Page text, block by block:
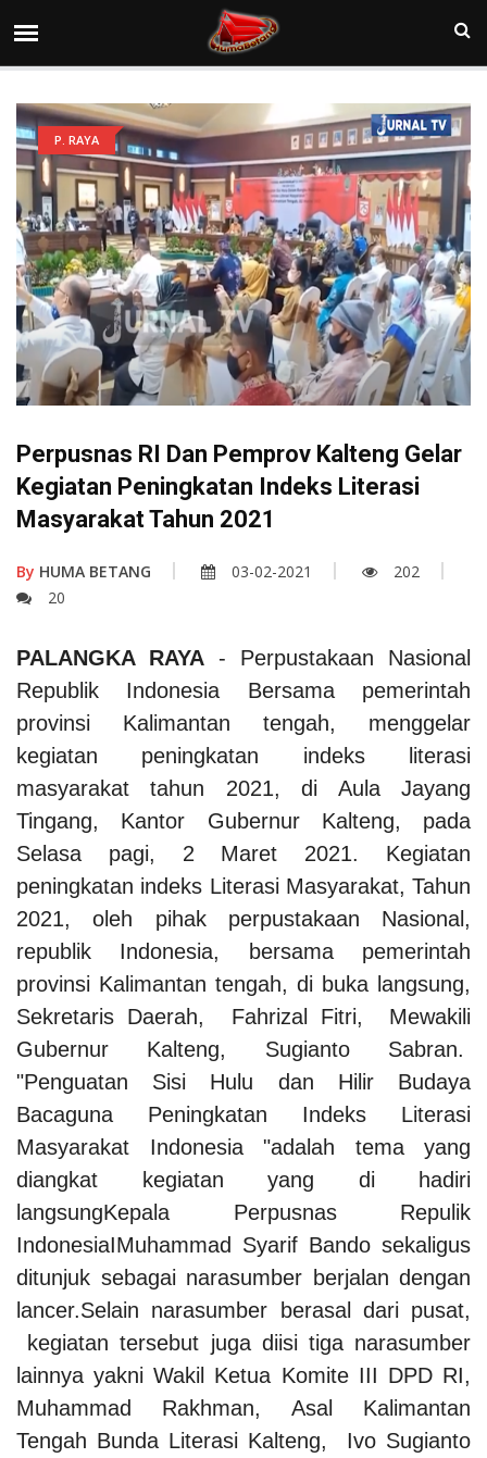
P. RAYA
Perpusnas RI Dan Pemprov Kalteng Gelar
Kegiatan Peningkatan Indeks Literasi
Masyarakat Tahun 2021
By HUMA BETANG 03-02-2021
202
20
PALANGKA RAYA - Perpustakaan Nasional
Republik Indonesia Bersama pemerintah
provinsi Kalimantan tengah, menggelar
kegiatan peningkatan indeks literasi
masyarakat tahun 2021, di Aula Jayang
Tingang, Kantor Gubernur Kalteng, pada
Selasa pagi, 2 Maret 2021. Kegiatan
peningkatan indeks Literasi Masyarakat, Tahun
2021, oleh pihak perpustakaan Nasional,
republik Indonesia, bersama pemerintah
provinsi Kalimantan tengah, di buka langsung,
Sekretaris Daerah, Fahrizal Fitri, Mewakili
Gubernur Kalteng, Sugianto Sabran.
"Penguatan Sisi Hulu dan Hilir Budaya
Bacaguna Peningkatan Indeks Literasi
Masyarakat Indonesia "adalah tema yang
diangkat kegiatan yang di hadiri
langsungKepala Perpusnas Repulik
IndonesiaIMuhammad Syarif Bando sekaligus
ditunjuk sebagai narasumber berjalan dengan
lancer.Selain narasumber berasal dari pusat,
kegiatan tersebut juga diisi tiga narasumber
lainnya yakni Wakil Ketua Komite III DPD RI,
Muhammad Rakhman, Asal Kalimantan
Tengah Bunda Literasi Kalteng, Ivo Sugianto